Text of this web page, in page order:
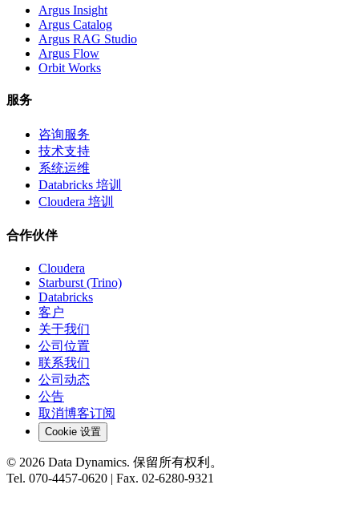
Argus Insight
Argus Catalog
Argus RAG Studio
Argus Flow
Orbit Works
服务
咨询服务
技术支持
系统运维
Databricks 培训
Cloudera 培训
合作伙伴
Cloudera
Starburst (Trino)
Databricks
客户
关于我们
公司位置
联系我们
公司动态
公告
取消博客订阅
Cookie 设置
© 2026 Data Dynamics. 保留所有权利。
Tel. 070-4457-0620 | Fax. 02-6280-9321